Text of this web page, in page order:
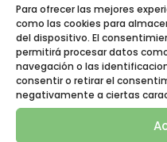
Para ofrecer las mejores
como las cookies para
del dispositivo. El
permitirá procesar datos
navegación o las
consentir o retirar el
negativamente a ciertas